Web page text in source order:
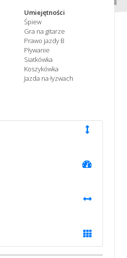
Umiejętności
Śpiew
Gra na gitarze
Prawo jazdy B
Pływanie
Siatkówka
Koszykówka
Jazda na łyzwach